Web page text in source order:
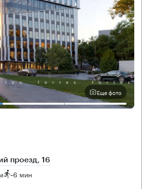
Еще фото
проезд, 16
~6 мин